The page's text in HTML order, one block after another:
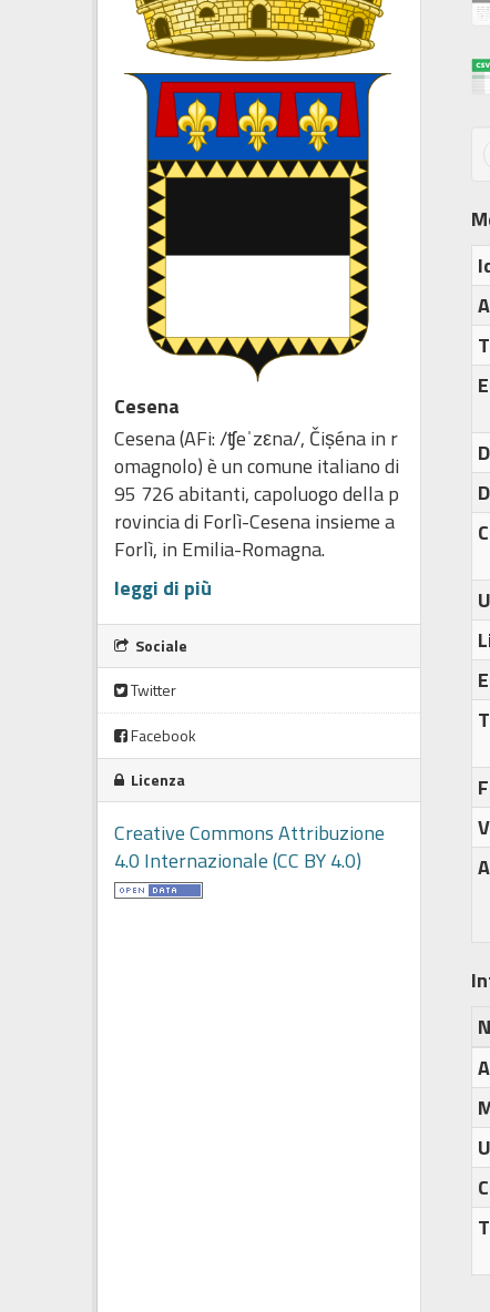
Cesena
Cesena (AFi: /ʧeˈzεna/, Čiṣéna in r
omagnolo) è un comune italiano di
95 726 abitanti, capoluogo della p
rovincia di Forlì-Cesena insieme a
Forlì, in Emilia-Romagna.
leggi di più
Sociale
Twitter
Facebook
Licenza
Creative Commons Attribuzione
4.0 Internazionale (CC BY 4.0)